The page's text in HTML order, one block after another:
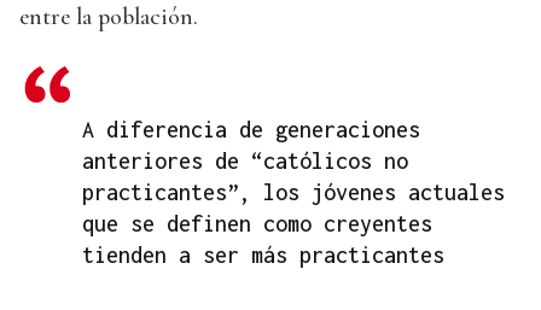
entre la población.
A diferencia de generaciones
anteriores de “católicos no
practicantes”, los jóvenes actuales
que se definen como creyentes
tienden a ser más practicantes